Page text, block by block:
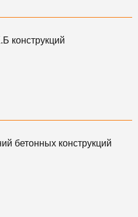
конструкций
бетонных конструкций